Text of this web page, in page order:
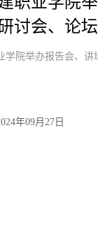
讨会、论
学院举办报告会、
年09月27日